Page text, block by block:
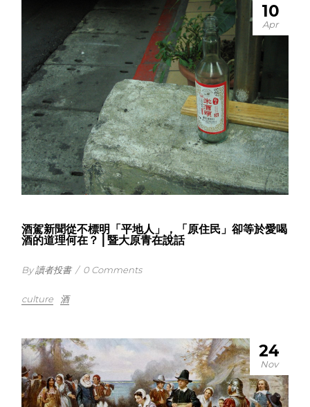
10
Apr
酒駕新聞從不標明「平地人」，「原住民」卻等於愛喝
酒的道理何在？⎪暨大原青在說話
By 讀者投書 / 0 Comments
culture 酒
24
Nov